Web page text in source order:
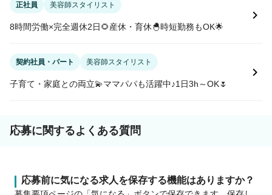
正社員 美容師スタイリスト
8時間労働×完全週休2日🌻産休・育休🐣時短勤務もOK🌟
契約社員・パート 美容師スタイリスト
子育て・家庭との両立💫ママパパも活躍中♪1日3h～OK🌷
応募に関するよくある質問
応募前に気になる求人を保存する機能はありますか？